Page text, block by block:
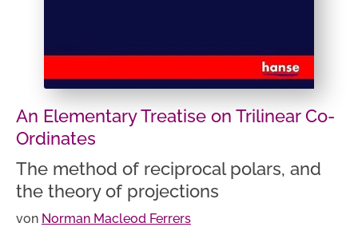
An Elementary Treatise on Trilinear Co-
Ordinates
The method of reciprocal polars, and
the theory of projections
von Norman Macleod Ferrers